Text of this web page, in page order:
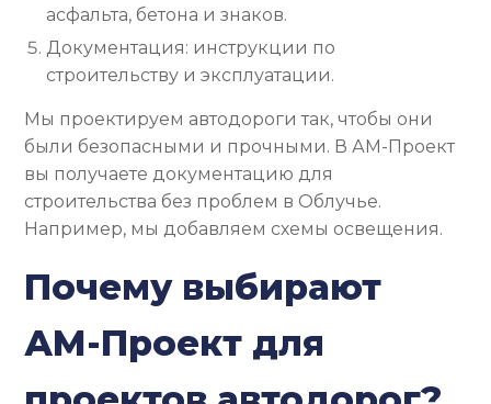
асфальта, бетона и знаков.
Документация: инструкции по
строительству и эксплуатации.
Мы проектируем автодороги так, чтобы они
были безопасными и прочными. В АМ-Проект
вы получаете документацию для
строительства без проблем в Облучье.
Например, мы добавляем схемы освещения.
Почему выбирают
АМ-Проект для